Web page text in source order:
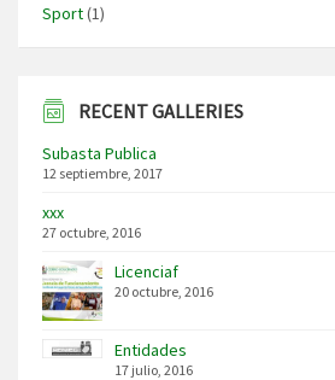
Sport(1)
RECENT GALLERIES
Subasta Publica
12 septiembre, 2017
xxx
27 octubre, 2016
Licenciaf
20 octubre, 2016
Entidades
17 julio, 2016